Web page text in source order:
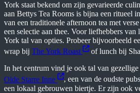
York staat bekend om zijn gevarieerde
aan Bettys Tea Rooms is bijna een ritueel
van een traditionele afternoon tea met
een selectie aan thee. Voor liefhebbers
York tal van opties. Probeer bijvoorbeeld
wrap bij The York Roast
of lunch bij
In het centrum vind je ook tal van
Olde Starre Inne
, een van de oudste
een lokaal gebrouwen biertje. Er zijn ook